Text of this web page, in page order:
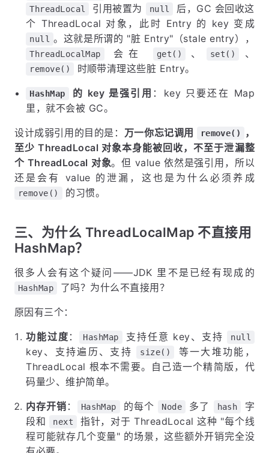
ThreadLocal 引用被置为 null
后，GC 会回收这
个 ThreadLocal 对象，此时 Entry 的 key 变成
null 。这就是所谓的 "脏 Entry"（stale entry），
ThreadLocalMap 会在 get() 、 set() 、
remove() 时顺带清理这些脏 Entry。
HashMap 的 key 是强引用 ：key 只要还在 Map
里，就不会被 GC。
设计成弱引用的目的是： 万一你忘记调用 remove()
，
至少 ThreadLocal 对象本身能被回收，不至于泄漏整
个 ThreadLocal 对象。但 value 依然是强引用，所以
还是会有 value 的泄漏，这也是为什么必须养成
remove() 的习惯。
三、为什么 ThreadLocalMap 不直接用
HashMap？
很多人会有这个疑问——JDK 里不是已经有现成的
HashMap 了吗？为什么不直接用？
原因有三个：
功能过度 ： HashMap 支持任意 key、支持 null
key、支持遍历、支持 size()
等一大堆功能，
ThreadLocal 根本不需要。自己造一个精简版，代
码量少、维护简单。
内存开销 ： HashMap 的每个 Node 多了 hash
字
段和
next
指针，对于 ThreadLocal 这种 "每个线
程可能就存几个变量" 的场景，这些额外开销完全没